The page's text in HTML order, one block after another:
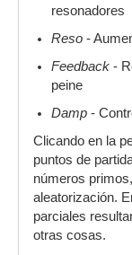
resonadores
Reso -
Feedback -
peine
Damp -
Clicando en la
puntos de
números
aleatorización.
parciales
otras cosas.